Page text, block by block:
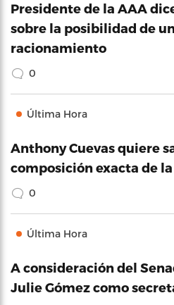
Presidente de la AAA
sobre la posibilidad de
racionamiento
0
Última Hora
Anthony Cuevas quiere
composición exacta de
0
Última Hora
A consideración del
Julie Gómez como